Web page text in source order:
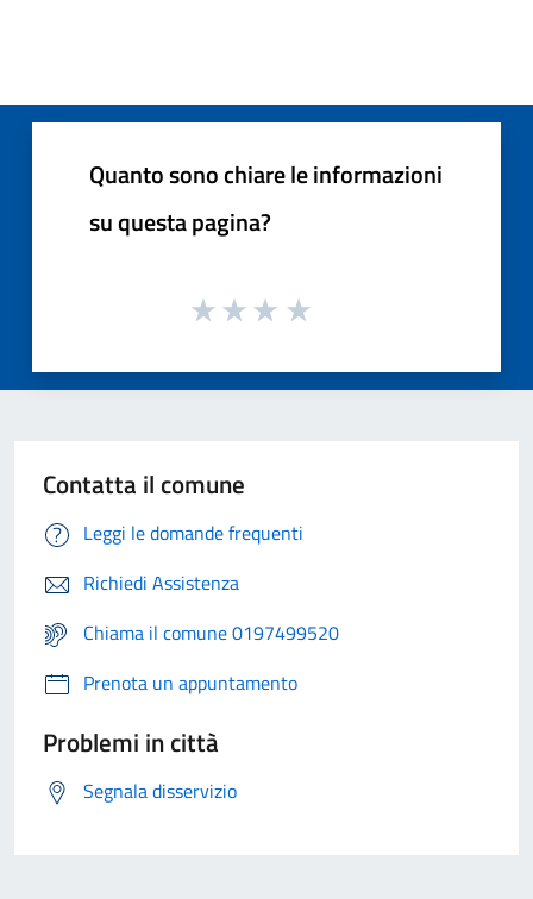
Quanto sono chiare le informazioni
su questa pagina?
Contatta il comune
Leggi le domande frequenti
Richiedi Assistenza
Chiama il comune 0197499520
Prenota un appuntamento
Problemi in città
Segnala disservizio